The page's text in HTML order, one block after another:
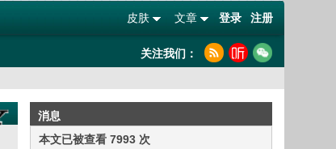
登录 注册
文章
皮肤
关注我们：
消息
本文已被查看 7993 次